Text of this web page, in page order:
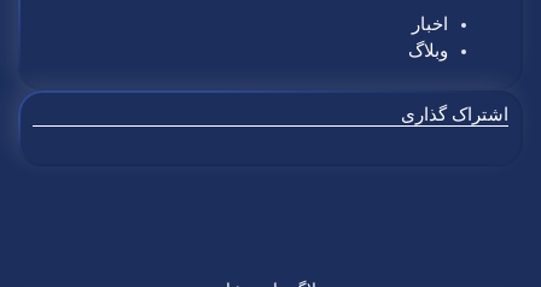
اخبار
وبلاگ
اشتراک گذاری